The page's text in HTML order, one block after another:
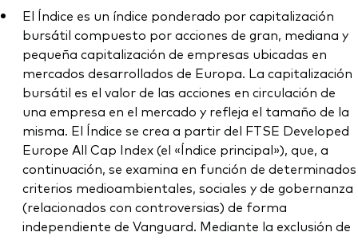
El Índice es un índice ponderado por capitalización
bursátil compuesto por acciones de gran, mediana y
pequeña capitalización de empresas ubicadas en
mercados desarrollados de Europa. La capitalización
bursátil es el valor de las acciones en circulación de
una empresa en el mercado y refleja el tamaño de la
misma. El Índice se crea a partir del FTSE Developed
Europe All Cap Index (el «Índice principal»), que, a
continuación, se examina en función de determinados
criterios medioambientales, sociales y de gobernanza
(relacionados con controversias) de forma
independiente de Vanguard. Mediante la exclusión de